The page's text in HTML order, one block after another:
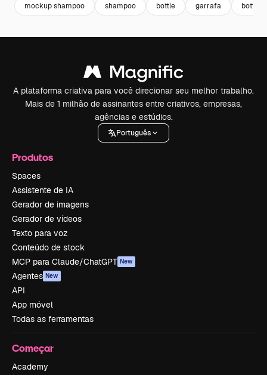
mockup shampoo shampoo bottle garrafa bottle
A plataforma criativa para você direcionar seu melhor trabalho.
Mais de 1 milhão de assinantes entre criativos, empresas,
agências e estúdios.
Português
Produtos
Spaces
Assistente de IA
Gerador de imagens
Gerador de vídeos
Texto para voz
Conteúdo de stock
MCP para Claude/ChatGPT New
Agentes New
API
App móvel
Todas as ferramentas
Começar
Academy